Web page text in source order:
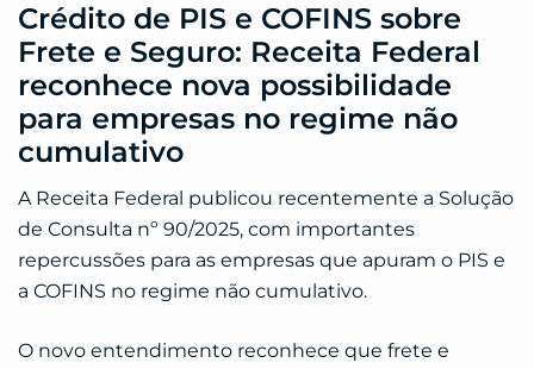
Crédito de PIS e COFINS sobre
Frete e Seguro: Receita Federal
reconhece nova possibilidade
para empresas no regime não
cumulativo
A Receita Federal publicou recentemente a Solução
de Consulta nº 90/2025, com importantes
repercussões para as empresas que apuram o PIS e
a COFINS no regime não cumulativo.
O novo entendimento reconhece que frete e